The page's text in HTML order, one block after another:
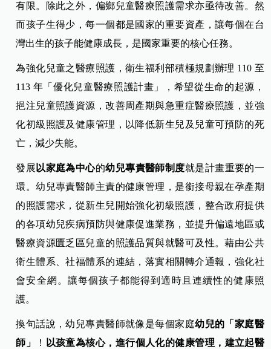
有限。除此之外，偏鄉兒童醫療照護需求亦亟待改善。然
而孩子生得少，每一個都是國家的重要資產，讓每個在台
灣出生的孩子能健康成長，是國家重要的核心任務。
為強化兒童之醫療照護，衛生福利部積極規劃辦理 110 至
113 年「優化兒童醫療照護計畫」，希望從生命的起源，
挹注兒童照護資源，改善周產期與急重症醫療照護，並強
化初級照護及健康管理，以降低新生兒及兒童可預防的死
亡，減少失能。
發展 以家庭為中心的幼兒專責醫師制度就是計畫重要的一
環。幼兒專責醫師主責的健康管理，是銜接母親在孕產期
的照護需求，從新生兒開始強化初級照護，整合政府提供
的各項幼兒疾病預防與健康促進業務，並提升偏遠地區或
醫療資源匱乏區兒童的照護品質與就醫可及性。藉由公共
衛生體系、社福體系的連結，落實相關轉介通報，強化社
會安全網。讓每個孩子都能得到適時且連續性的健康照
護。
換句話說，幼兒專責醫師就像是每個家庭幼兒的「家庭醫
師」
！
以孩童為核心，進行個人化的健康管理，建立起醫